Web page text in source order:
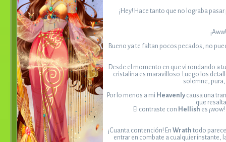
¡Hey! Hace tanto que no lograba
Bueno ya te faltan pocos pecados, no
Desde el momento en que vi rondando a
cristalina es maravilloso. Luego los
solemne,
Por lo menos a mi Heavenlycausa una
que
El contraste con Hellish es
¡Cuanta contención! En Wrath todo
entrar en combate a cualquier instante,